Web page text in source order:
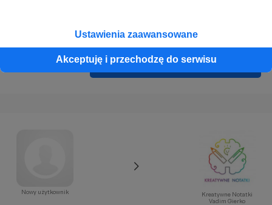
Ustawienia zaawansowane
Akceptuję i przechodzę do serwisu
Cofnij Zarejestruj się i przejdź dalej
Nowy użytkownik
Kreatywne Notatki
Vadim Gierko